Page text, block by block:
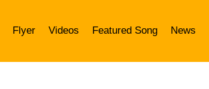
Flyer Videos Featured Song News